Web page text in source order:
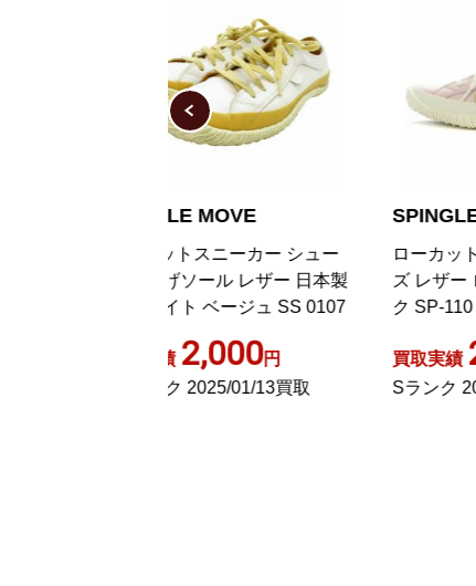
SPINGLE MOVE
ローカットスニーカー シュー
ズ レザー ロゴ S 24.5cm ピン
ク SP-110
買取実績 2,000
Sランク 2025/01/08買取